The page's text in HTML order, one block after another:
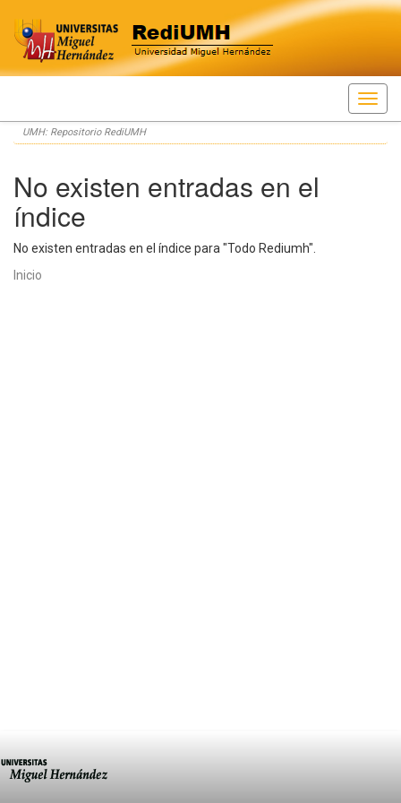
Skip
navigation
UMH: Repositorio RediUMH
No existen entradas en el
índice
No existen entradas en el índice para "Todo Rediumh".
Inicio